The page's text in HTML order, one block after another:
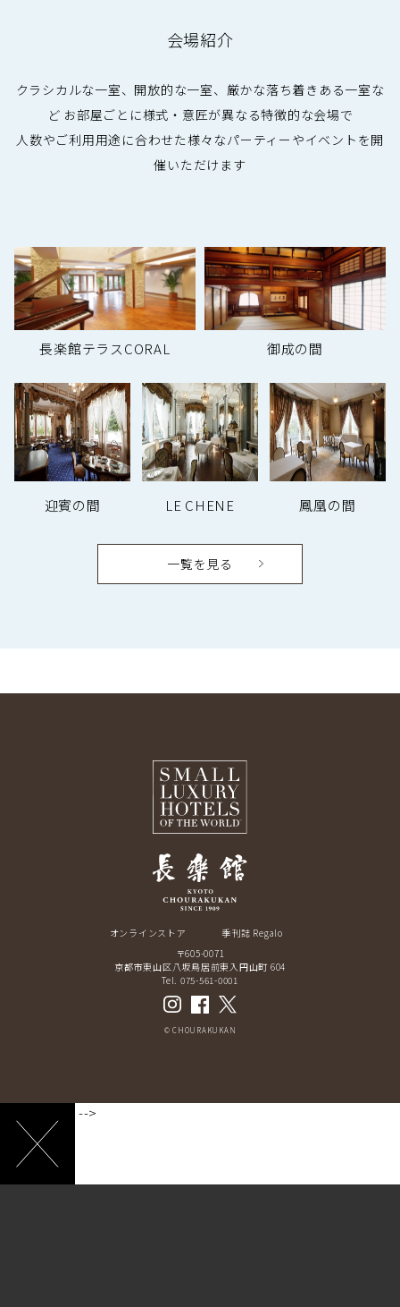
会場紹介
クラシカルな一室、開放的な一室、厳かな落ち着きある一室な
ど お部屋ごとに様式・意匠が異なる特徴的な会場で
人数やご利用用途に合わせた様々なパーティーやイベントを開
催いただけます
長楽館テラスCORAL 御成の間
迎賓の間 LE CHENE 鳳凰の間
一覧を見る
オンラインストア
季刊誌 Regalo
〒605-0071
京都市東山区八坂鳥居前東入円山町 604
Tel. 075-561-0001
© CHOURAKUKAN
-->